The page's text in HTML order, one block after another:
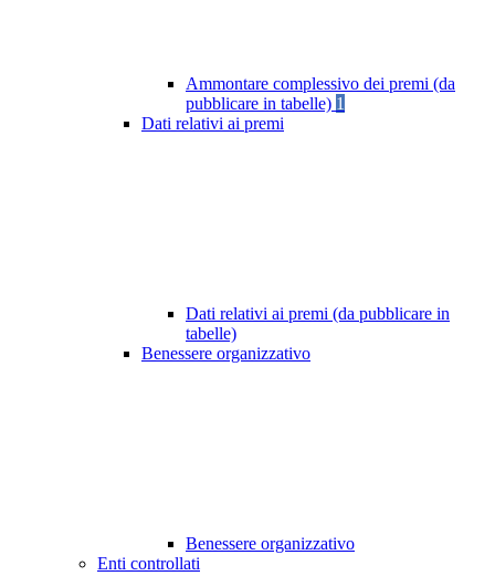
Ammontare complessivo dei premi (da
pubblicare in tabelle) 1
Dati relativi ai premi
Dati relativi ai premi (da pubblicare in
tabelle)
Benessere organizzativo
Benessere organizzativo
Enti controllati